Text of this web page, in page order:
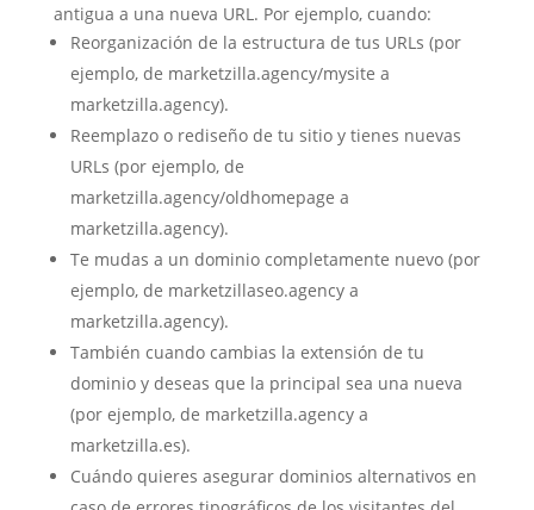
antigua a una nueva URL. Por ejemplo, cuando:
Reorganización de la estructura de tus URLs (por
ejemplo, de marketzilla.agency/mysite a
marketzilla.agency).
Reemplazo o rediseño de tu sitio y tienes nuevas
URLs (por ejemplo, de
marketzilla.agency/oldhomepage a
marketzilla.agency).
Te mudas a un dominio completamente nuevo (por
ejemplo, de marketzillaseo.agency a
marketzilla.agency).
También cuando cambias la extensión de tu
dominio y deseas que la principal sea una nueva
(por ejemplo, de marketzilla.agency a
marketzilla.es).
Cuándo quieres asegurar dominios alternativos en